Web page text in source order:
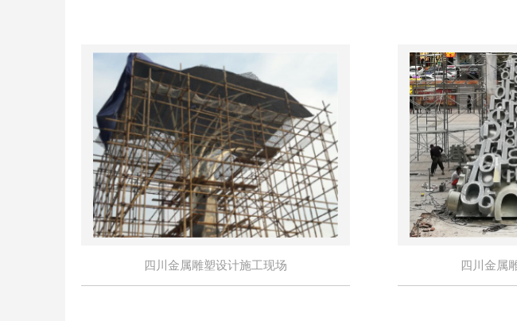
四川金属雕塑设计施工现场 四川金属